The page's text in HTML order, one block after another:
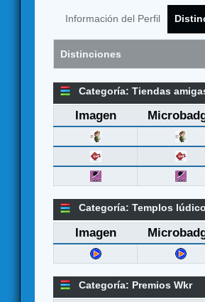
Información del Perfil
Distinciones
Categoría: Tiendas
Imagen
Categoría: Templos
Imagen
Categoría: Premios Wkr